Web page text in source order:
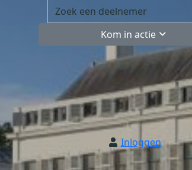
Kom in actie
Inloggen